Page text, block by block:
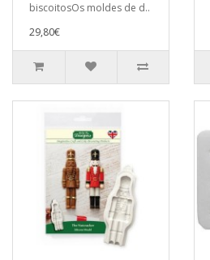
biscoitosOs moldes de d..
29,80€